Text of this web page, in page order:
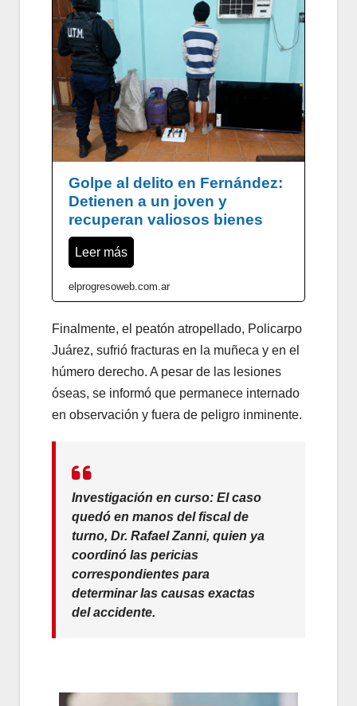
Golpe al delito en Fernández:
Detienen a un joven y
recuperan valiosos bienes
Leer más
elprogresoweb.com.ar
Finalmente, el peatón atropellado, Policarpo
Juárez, sufrió fracturas en la muñeca y en el
húmero derecho. A pesar de las lesiones
óseas, se informó que permanece internado
en observación y fuera de peligro inminente.
Investigación en curso: El caso
quedó en manos del fiscal de
turno, Dr. Rafael Zanni, quien ya
coordinó las pericias
correspondientes para
determinar las causas exactas
del accidente.